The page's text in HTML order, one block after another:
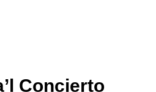
Concierto